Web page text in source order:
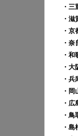
・三
・滋
・京
・奈
・和
・大
・兵
・
・広
・鳥
・島